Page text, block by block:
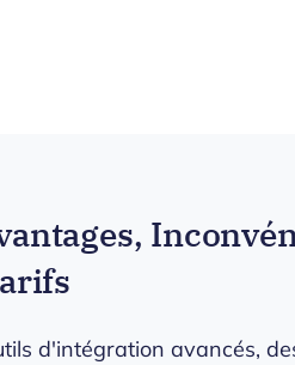
d'intégration avancés,